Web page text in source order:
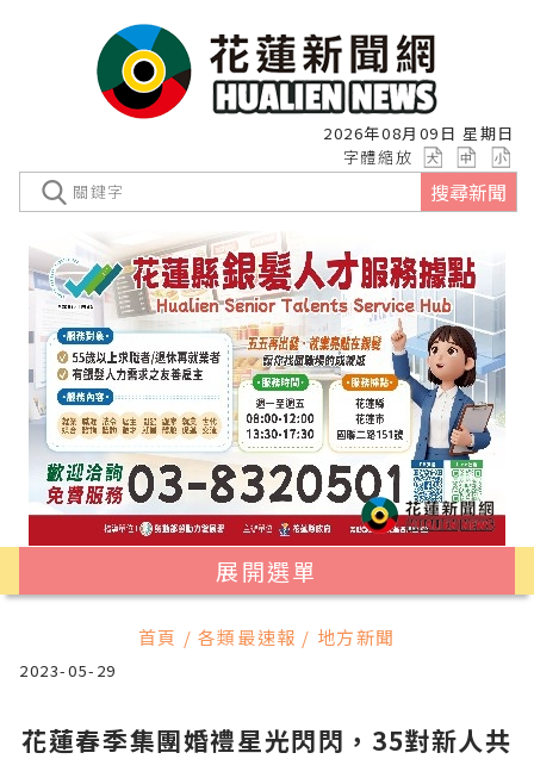
2026年08月09日 星期日
字體縮放
搜尋新聞
展開選單
首頁 / 各類最速報 / 地方新聞
2023-05-29
花蓮春季集團婚禮星光閃閃，35對新人共